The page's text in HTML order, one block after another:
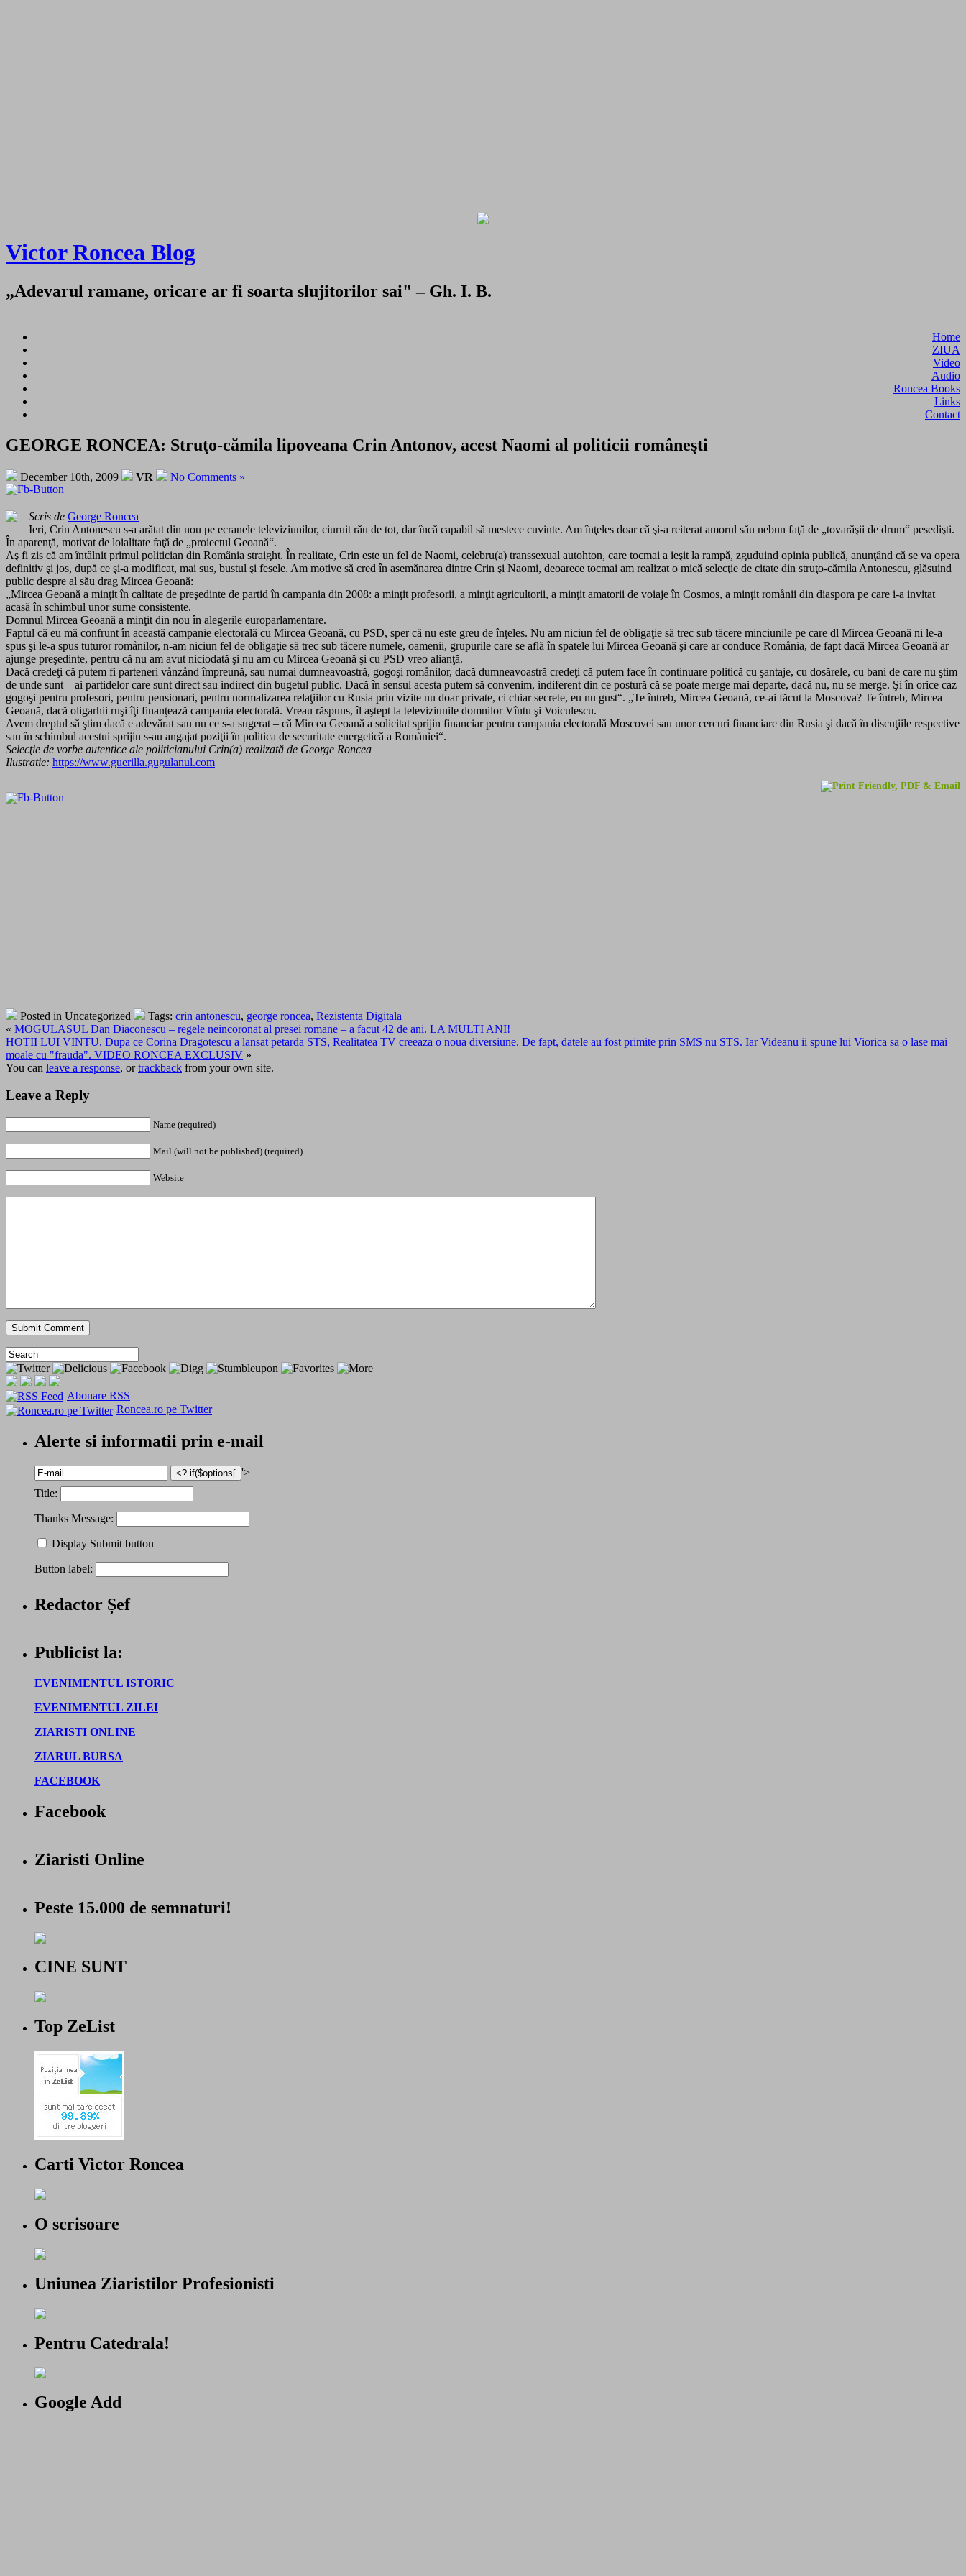
Victor Roncea Blog
„Adevarul ramane, oricare ar fi soarta slujitorilor sai" – Gh. I. B.
Home
ZIUA
Video
Audio
Roncea Books
Links
Contact
GEORGE RONCEA: Struţo-cămila lipoveana Crin Antonov, acest Naomi al politicii româneşti
December 10th, 2009 VR No Comments »
Scris de George Roncea
Ieri, Crin Antonescu s-a arătat din nou pe ecranele televiziunilor, ciuruit rău de tot, dar încă capabil să mestece cuvinte. Am înţeles doar că şi-a reiterat amorul său nebun faţă de „tovarăşii de drum“ pesedişti.
În aparenţă, motivat de loialitate faţă de „proiectul Geoană“.
Aş fi zis că am întâlnit primul politician din România straight. În realitate, Crin este un fel de Naomi, celebru(a) transsexual autohton, care tocmai a ieşit la rampă, zguduind opinia publică, anunţând că se va opera
definitiv şi jos, după ce şi-a modificat, mai sus, bustul şi fesele. Am motive să cred în asemănarea dintre Crin şi Naomi, deoarece tocmai am realizat o mică selecţie de citate din struţo-cămila Antonescu, glăsuind
public despre al său drag Mircea Geoană:
„Mircea Geoană a minţit în calitate de preşedinte de partid în campania din 2008: a minţit profesorii, a minţit agricultorii, a minţit amatorii de voiaje în Cosmos, a minţit romånii din diaspora pe care i-a invitat
acasă în schimbul unor sume consistente.
Domnul Mircea Geoană a minţit din nou în alegerile europarlamentare.
Faptul că eu mă confrunt în această campanie electorală cu Mircea Geoană, cu PSD, sper că nu este greu de înţeles. Nu am niciun fel de obligaţie să trec sub tăcere minciunile pe care dl Mircea Geoană ni le-a
spus şi le-a spus tuturor romånilor, n-am niciun fel de obligaţie să trec sub tăcere numele, oamenii, grupurile care se află în spatele lui Mircea Geoană şi care ar conduce Romånia, de fapt dacă Mircea Geoană ar
ajunge preşedinte, pentru că nu am avut niciodată şi nu am cu Mircea Geoană şi cu PSD vreo alianţă.
Dacă credeţi că putem fi parteneri vånzånd împreună, sau numai dumneavoastră, gogoşi romånilor, dacă dumneavoastră credeţi că putem face în continuare politică cu şantaje, cu dosărele, cu bani de care nu ştim
de unde sunt – ai partidelor care sunt direct sau indirect din bugetul public. Dacă în sensul acesta putem să convenim, indiferent din ce postură că se poate merge mai departe, dacă nu, nu se merge. Şi în orice caz
gogoşi pentru profesori, pentru pensionari, pentru normalizarea relaţiilor cu Rusia prin vizite nu doar private, ci chiar secrete, eu nu gust“. „Te întreb, Mircea Geoană, ce-ai făcut la Moscova? Te întreb, Mircea
Geoană, dacă oligarhii ruşi îţi finanţează campania electorală. Vreau răspuns, îl aştept la televiziunile domnilor Vîntu şi Voiculescu.
Avem dreptul să ştim dacă e adevărat sau nu ce s-a sugerat – că Mircea Geoană a solicitat sprijin financiar pentru campania electorală Moscovei sau unor cercuri financiare din Rusia şi dacă în discuţiile respective
sau în schimbul acestui sprijin s-au angajat poziţii în politica de securitate energetică a Romåniei“.
Selecţie de vorbe autentice ale politicianului Crin(a) realizată de George Roncea
Ilustratie: https://www.guerilla.gugulanul.com
Posted in Uncategorized Tags: crin antonescu, george roncea, Rezistenta Digitala
« MOGULASUL Dan Diaconescu – regele neincoronat al presei romane – a facut 42 de ani. LA MULTI ANI!
HOTII LUI VINTU. Dupa ce Corina Dragotescu a lansat petarda STS, Realitatea TV creeaza o noua diversiune. De fapt, datele au fost primite prin SMS nu STS. Iar Videanu ii spune lui Viorica sa o lase mai
moale cu "frauda". VIDEO RONCEA EXCLUSIV »
You can leave a response, ortrackback from your own site.
Leave a Reply
Name (required)
Mail (will not be published) (required)
Website
Abonare RSS
Roncea.ro pe Twitter
Alerte si informatii prin e-mail
'>
Title:
Thanks Message:
Display Submit button
Button label:
Redactor Șef
Publicist la:
EVENIMENTUL ISTORIC
EVENIMENTUL ZILEI
ZIARISTI ONLINE
ZIARUL BURSA
FACEBOOK
Facebook
Ziaristi Online
Peste 15.000 de semnaturi!
CINE SUNT
Top ZeList
Carti Victor Roncea
O scrisoare
Uniunea Ziaristilor Profesionisti
Pentru Catedrala!
Google Add